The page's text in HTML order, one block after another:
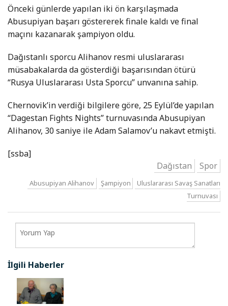
Önceki günlerde yapılan iki ön karşılaşmada
Abusupiyan başarı göstererek finale kaldı ve final
maçını kazanarak şampiyon oldu.
Dağıstanlı sporcu Alihanov resmi uluslararası
müsabakalarda da gösterdiği başarısından ötürü
“Rusya Uluslararası Usta Sporcu” unvanına sahip.
Chernovik’in verdiği bilgilere göre, 25 Eylül’de yapılan
“Dagestan Fights Nights” turnuvasında Abusupiyan
Alihanov, 30 saniye ile Adam Salamov’u nakavt etmişti.
[ssba]
Dağıstan
Spor
Abusupiyan Alihanov Şampiyon
Uluslararası Savaş Sanatları
Turnuvası
İlgili Haberler